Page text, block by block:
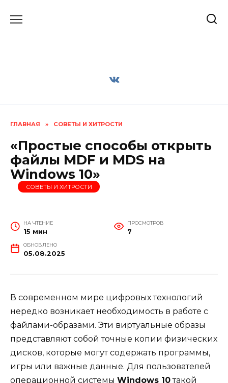
ГЛАВНАЯ » СОВЕТЫ И ХИТРОСТИ
«Простые способы открыть
файлы MDF и MDS на
Windows 10»
СОВЕТЫ И ХИТРОСТИ
НА ЧТЕНИЕ
15 мин
ПРОСМОТРОВ
7
ОБНОВЛЕНО
05.08.2025
В современном мире цифровых технологий
нередко возникает необходимость в работе с
файлами-образами. Эти виртуальные образы
представляют собой точные копии физических
дисков, которые могут содержать программы,
игры или важные данные. Для пользователей
операционной системы Windows 10такой